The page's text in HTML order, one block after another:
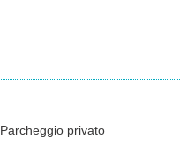
Parcheggio privato